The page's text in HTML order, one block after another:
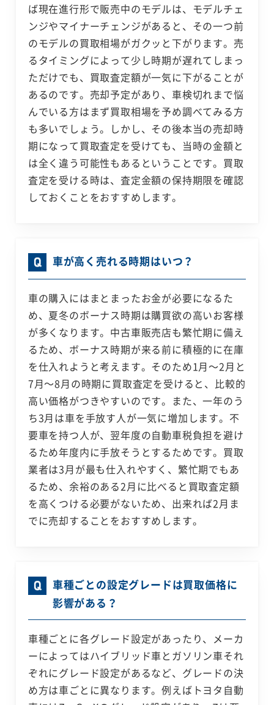
ば現在進行形で販売中のモデルは、モデルチェ
ンジやマイナーチェンジがあると、その一つ前
のモデルの買取相場がガクッと下がります。売
るタイミングによって少し時期が遅れてしまっ
ただけでも、買取査定額が一気に下がることが
あるのです。売却予定があり、車検切れまで悩
んでいる方はまず買取相場を予め調べてみる方
も多いでしょう。しかし、その後本当の売却時
期になって買取査定を受けても、当時の金額と
は全く違う可能性もあるということです。買取
査定を受ける時は、査定金額の保持期限を確認
しておくことをおすすめします。
車が高く売れる時期はいつ？
車の購入にはまとまったお金が必要になるた
め、夏冬のボーナス時期は購買欲の高いお客様
が多くなります。中古車販売店も繁忙期に備え
るため、ボーナス時期が来る前に積極的に在庫
を仕入れようと考えます。そのため1月～2月と
7月～8月の時期に買取査定を受けると、比較的
高い価格がつきやすいのです。また、一年のう
ち3月は車を手放す人が一気に増加します。不
要車を持つ人が、翌年度の自動車税負担を避け
るため年度内に手放そうとするためです。買取
業者は3月が最も仕入れやすく、繁忙期でもあ
るため、余裕のある2月に比べると買取査定額
を高くつける必要がないため、出来れば2月ま
でに売却することをおすすめします。
車種ごとの設定グレードは買取価格に
影響がある？
車種ごとに各グレード設定があったり、メーカ
ーによってはハイブリッド車とガソリン車それ
ぞれにグレード設定があるなど、グレードの決
め方は車ごとに異なります。例えばトヨタ自動